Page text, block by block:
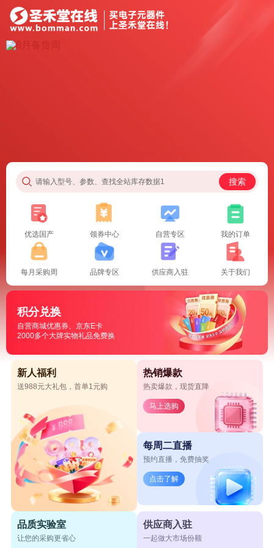
请输入型号、参数、查找全站库存数据1 搜索
优选国产 领券中心 自营专区 我的订单
每月采购周 品牌专区 供应商入驻 关于我们
积分兑换
自营商城优惠券、京东E卡
2000多个大牌实物礼品免费换
新人福利
送988元大礼包，首单1元购
热销爆款
热卖爆款，现货直降
马上选购
每周二直播
预约直播，免费抽奖
点击了解
品质实验室
让您的采购更省心
供应商入驻
一起做大市场份额